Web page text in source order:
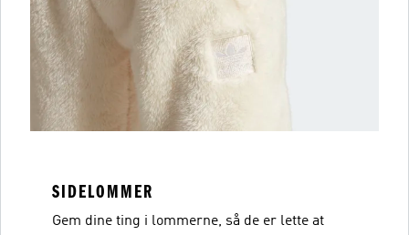
SIDELOMMER
Gem dine ting i lommerne, så de er lette at